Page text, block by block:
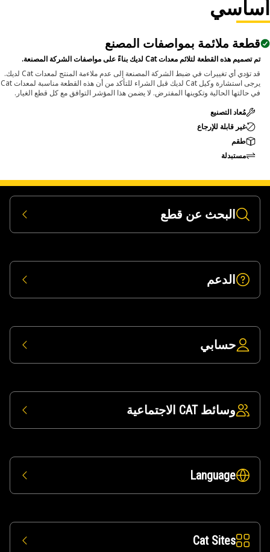
قطعة ملائمة بمواصفات المصنع
تم تصميم هذه القطعة لتلائم معدات Cat لديك بناءً على مواصفات الشركة المصنعة.
قد تؤدي أي تغييرات في ضبط الشركة المصنعة إلى عدم ملاءمة المنتج لمعدات Cat لديك.
يرجى استشارة وكيل Cat لديك قبل الشراء للتأكد من أن هذه القطعة مناسبة لمعدات Cat
في حالتها الحالية وتكوينها المفترض. لا يضمن هذا المؤشر التوافق مع كل قطع الغيار.
مُعاد التصنيع
غير قابلة للإرجاع
طقم
مستبدلة
البحث عن قطع
الدعم
حسابي
وسائط CAT الاجتماعية
Language
Cat Sites